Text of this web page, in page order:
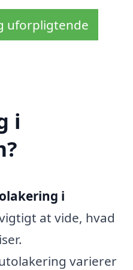
uforpligtende
i
i
at vide, hvad
varierer